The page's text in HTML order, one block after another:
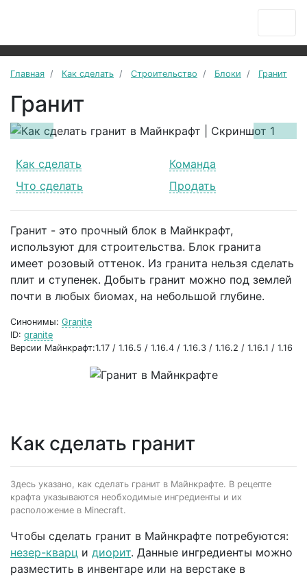
Главная Как сделать Строительство Блоки Гранит
Гранит
Previous
Next
Как сделать
Команда
Что сделать
Продать
Гранит - это прочный блок в Майнкрафт,
используют для строительства. Блок гранита
имеет розовый оттенок. Из гранита нельзя сделать
плит и ступенек. Добыть гранит можно под землей
почти в любых биомах, на небольшой глубине.
Синонимы: Granite
ID: granite
Версии Майнкрафт:1.17 / 1.16.5 / 1.16.4 / 1.16.3 / 1.16.2 / 1.16.1 / 1.16
Как сделать гранит
Здесь указано, как сделать гранит в Майнкрафте. В рецепте
крафта указываются необходимые ингредиенты и их
расположение в Minecraft.
Чтобы сделать гранит в Майнкрафте потребуются:
незер-кварц и диорит. Данные ингредиенты можно
разместить в инвентаре или на верстаке в